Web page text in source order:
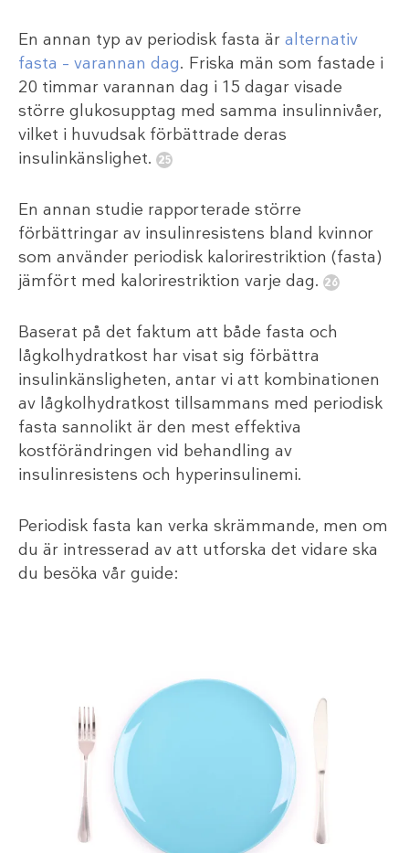
En annan typ av periodisk fasta är alternativ
fasta – varannan dag. Friska män som fastade i
20 timmar varannan dag i 15 dagar visade
större glukosupptag med samma insulinnivåer,
vilket i huvudsak förbättrade deras
insulinkänslighet.
En annan studie rapporterade större
förbättringar av insulinresistens bland kvinnor
som använder periodisk kalorirestriktion (fasta)
jämfört med kalorirestriktion varje dag.
Baserat på det faktum att både fasta och
lågkolhydratkost har visat sig förbättra
insulinkänsligheten, antar vi att kombinationen
av lågkolhydratkost tillsammans med periodisk
fasta sannolikt är den mest effektiva
kostförändringen vid behandling av
insulinresistens och hyperinsulinemi.
Periodisk fasta kan verka skrämmande, men om
du är intresserad av att utforska det vidare ska
du besöka vår guide: